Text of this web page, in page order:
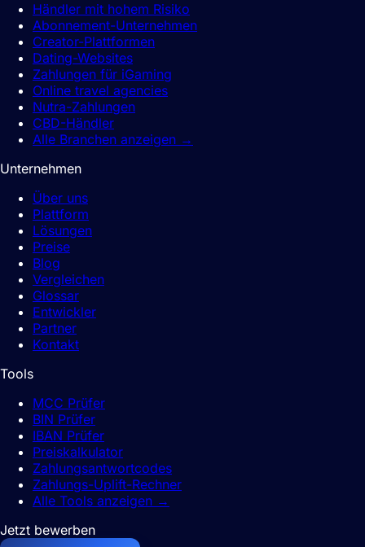
Händler mit hohem Risiko
Abonnement-Unternehmen
Creator-Plattformen
Dating-Websites
Zahlungen für iGaming
Online travel agencies
Nutra-Zahlungen
CBD-Händler
Alle Branchen anzeigen →
Unternehmen
Über uns
Plattform
Lösungen
Preise
Blog
Vergleichen
Glossar
Entwickler
Partner
Kontakt
Tools
MCC Prüfer
BIN Prüfer
IBAN Prüfer
Preiskalkulator
Zahlungsantwortcodes
Zahlungs-Uplift-Rechner
Alle Tools anzeigen →
Jetzt bewerben